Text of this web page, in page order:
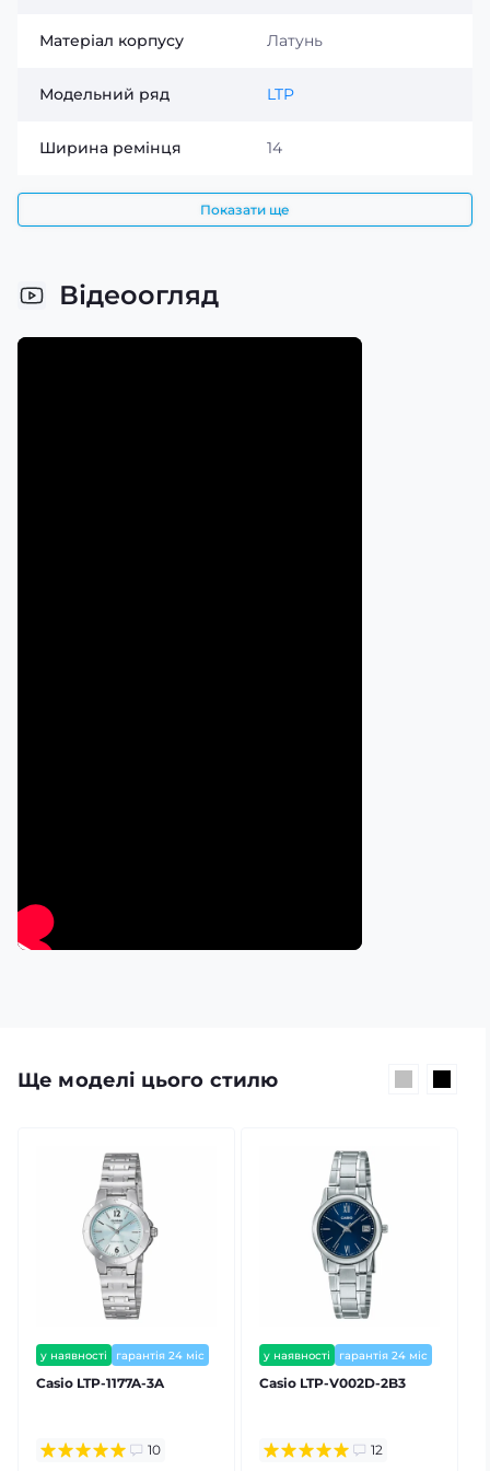
Матеріал корпусу Латунь
Модельний ряд LTP
Ширина ремінця 14
Показати ще
Відеоогляд
Ще моделі цього стилю
у наявності гарантія 24 міс
Casio LTP-1177A-3A
10
у наявності гарантія 24 міс
Casio LTP-V002D-2B3
12